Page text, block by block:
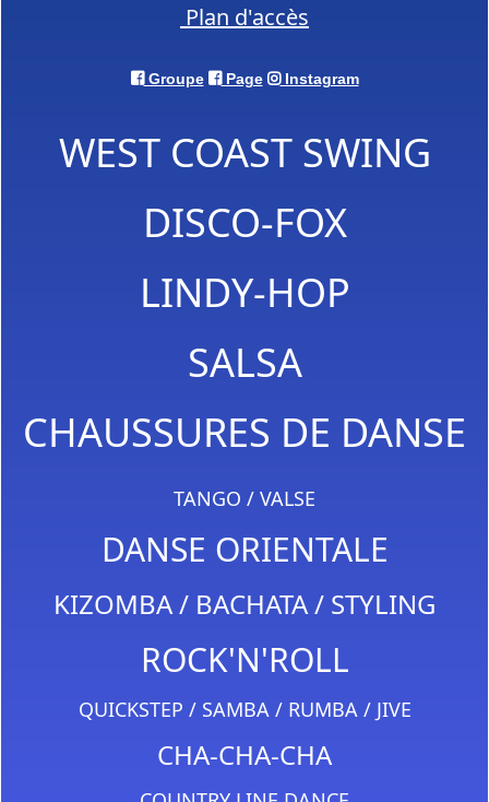
Plan d'accès
Groupe Page Instagram
WEST COAST SWING
DISCO-FOX
LINDY-HOP
SALSA
CHAUSSURES DE DANSE
TANGO / VALSE
DANSE ORIENTALE
KIZOMBA / BACHATA / STYLING
ROCK'N'ROLL
QUICKSTEP / SAMBA / RUMBA / JIVE
CHA-CHA-CHA